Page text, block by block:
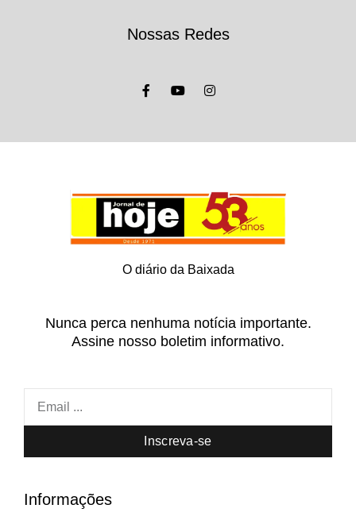
Nossas Redes
O diário da Baixada
Nunca perca nenhuma notícia importante.
Assine nosso boletim informativo.
Inscreva-se
Informações